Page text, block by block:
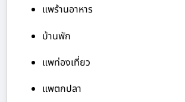
แพร้านอาหาร
บ้านพัก
แพท่องเที่ยว
แพตกปลา